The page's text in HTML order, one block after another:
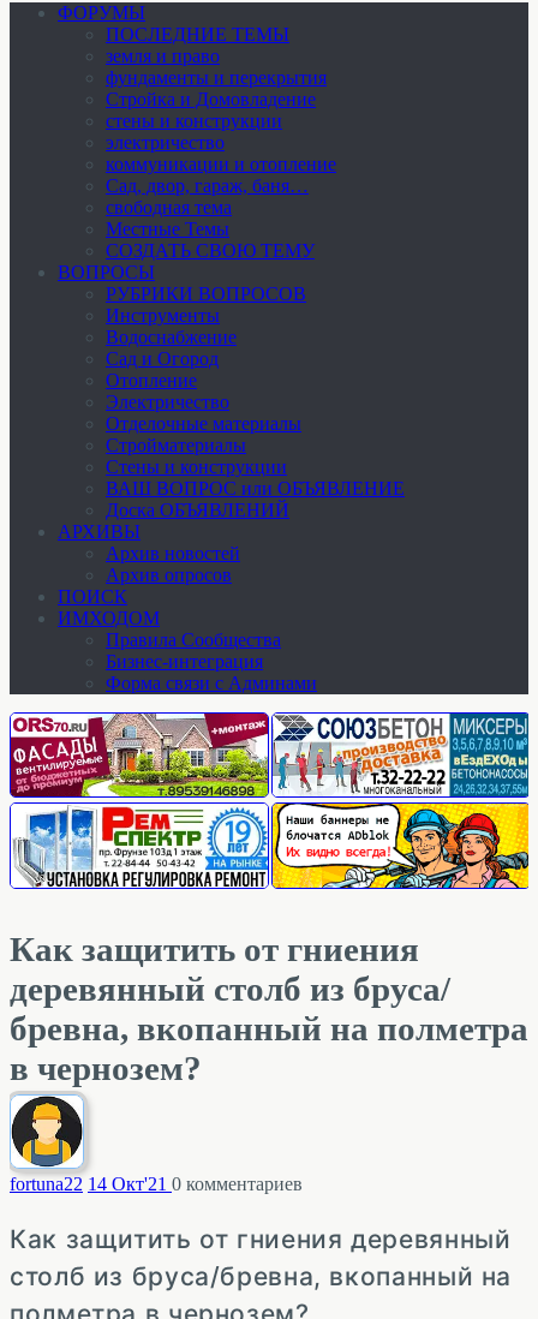
ФОРУМЫ
ПОСЛЕДНИЕ ТЕМЫ
земля и право
фундаменты и перекрытия
Стройка и Домовладение
стены и конструкции
электричество
коммуникации и отопление
Cад, двор, гараж, баня…
свободная тема
Местные Темы
СОЗДАТЬ СВОЮ ТЕМУ
ВОПРОСЫ
РУБРИКИ ВОПРОСОВ
Инструменты
Водоснабжение
Сад и Огород
Отопление
Электричество
Отделочные материалы
Стройматериалы
Стены и конструкции
ВАШ ВОПРОС или ОБЪЯВЛЕНИЕ
Доска ОБЪЯВЛЕНИЙ
АРХИВЫ
Архив новостей
Архив опросов
ПОИСК
ИМХОДОМ
Правила Сообщества
Бизнес-интеграция
Форма связи с Админами
Как защитить от гниения
деревянный столб из бруса/
бревна, вкопанный на полметра
в чернозем?
fortuna22 14 Окт'21 0 комментариев
Как защитить от гниения деревянный
столб из бруса/бревна, вкопанный на